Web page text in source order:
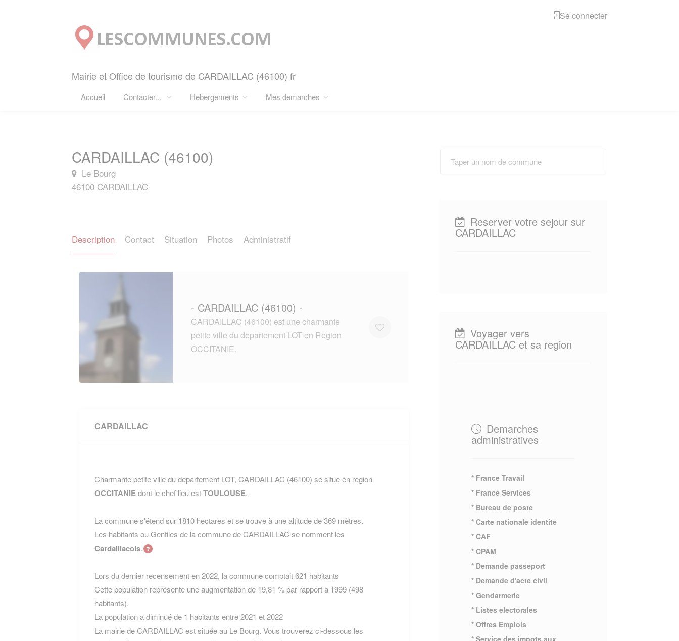
Mairie et Office de tourisme de CARDAILLAC (46100) fr
Accueil Contacter... Hebergements Mes demarches
Se connecter
CARDAILLAC (46100)
Le Bourg
46100 CARDAILLAC
Description Contact Situation Photos Administratif
- CARDAILLAC (46100) -
CARDAILLAC (46100) est une charmante
petite ville du departement LOT en Region
OCCITANIE.
CARDAILLAC
Charmante petite ville du departement LOT, CARDAILLAC (46100) se situe en region
OCCITANIEdont le chef lieu estTOULOUSE.
La commune s'étend sur 1810 hectares et se trouve à une altitude de 369 mètres.
Les habitants ou Gentiles de la commune de CARDAILLAC se nomment les
Cardaillacois.
Lors du dernier recensement en 2022, la commune comptait 621 habitants
Cette population représente une augmentation de 19,81 % par rapport à 1999 (498
habitants).
La population a diminué de 1 habitants entre 2021 et 2022
La mairie de CARDAILLAC est située au Le Bourg. Vous trouverez ci-dessous les
Reserver votre sejour sur
CARDAILLAC
Voyager vers
CARDAILLAC et sa region
Demarches
administratives
* France Travail
* France Services
* Bureau de poste
* Carte nationale identite
* CAF
* CPAM
* Demande passeport
* Demande d'acte civil
* Gendarmerie
* Listes electorales
* Offres Emplois
* Service des impots aux